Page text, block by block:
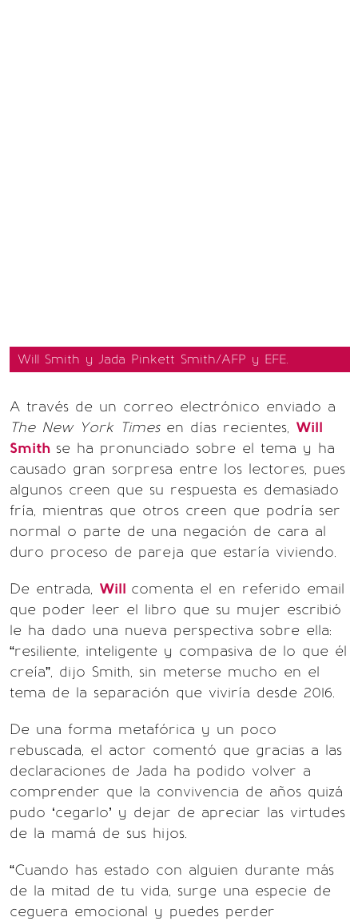
Will Smith y Jada Pinkett Smith/AFP y EFE.
A través de un correo electrónico enviado a
The New York Timesen días recientes, Will
Smith se ha pronunciado sobre el tema y ha
causado gran sorpresa entre los lectores, pues
algunos creen que su respuesta es demasiado
fría, mientras que otros creen que podría ser
normal o parte de una negación de cara al
duro proceso de pareja que estaría viviendo.
De entrada, Will comenta el en referido email
que poder leer el libro que su mujer escribió
le ha dado una nueva perspectiva sobre ella:
“resiliente, inteligente y compasiva de lo que él
creía”, dijo Smith, sin meterse mucho en el
tema de la separación que viviría desde 2016.
De una forma metafórica y un poco
rebuscada, el actor comentó que gracias a las
declaraciones de Jada ha podido volver a
comprender que la convivencia de años quizá
pudo ‘cegarlo’ y dejar de apreciar las virtudes
de la mamá de sus hijos.
“Cuando has estado con alguien durante más
de la mitad de tu vida, surge una especie de
ceguera emocional y puedes perder